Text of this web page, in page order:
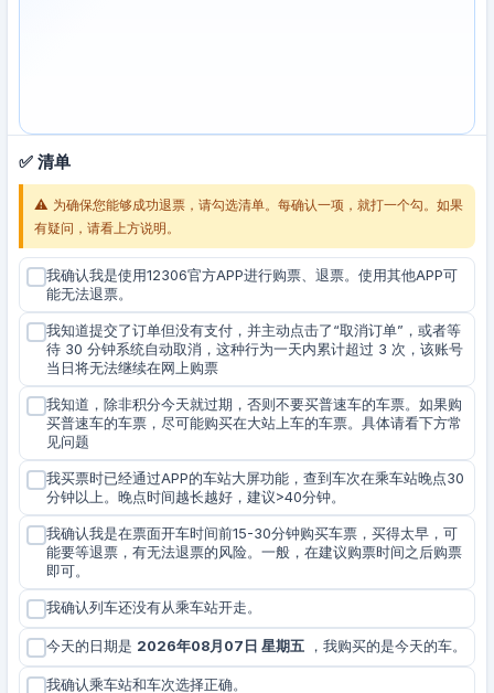
✅ 清单
⚠️ 为确保您能够成功退票，请勾选清单。每确认一项，就打一个勾。如果
有疑问，请看上方说明。
我确认我是使用12306官方APP进行购票、退票。使用其他APP可
能无法退票。
我知道提交了订单但没有支付，并主动点击了“取消订单”，或者等
待 30 分钟系统自动取消，这种行为一天内累计超过 3 次，该账号
当日将无法继续在网上购票
我知道，除非积分今天就过期，否则不要买普速车的车票。如果购
买普速车的车票，尽可能购买在大站上车的车票。具体请看下方常
见问题
我买票时已经通过APP的车站大屏功能，查到车次在乘车站晚点30
分钟以上。晚点时间越长越好，建议>40分钟。
我确认我是在票面开车时间前15-30分钟购买车票，买得太早，可
能要等退票，有无法退票的风险。一般，在建议购票时间之后购票
即可。
我确认列车还没有从乘车站开走。
今天的日期是 2026年08月07日 星期五 ，我购买的是今天的车。
我确认乘车站和车次选择正确。